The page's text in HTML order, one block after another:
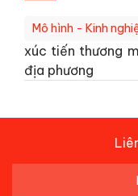
Mô hình - Kinh
xúc tiến thương
địa phương